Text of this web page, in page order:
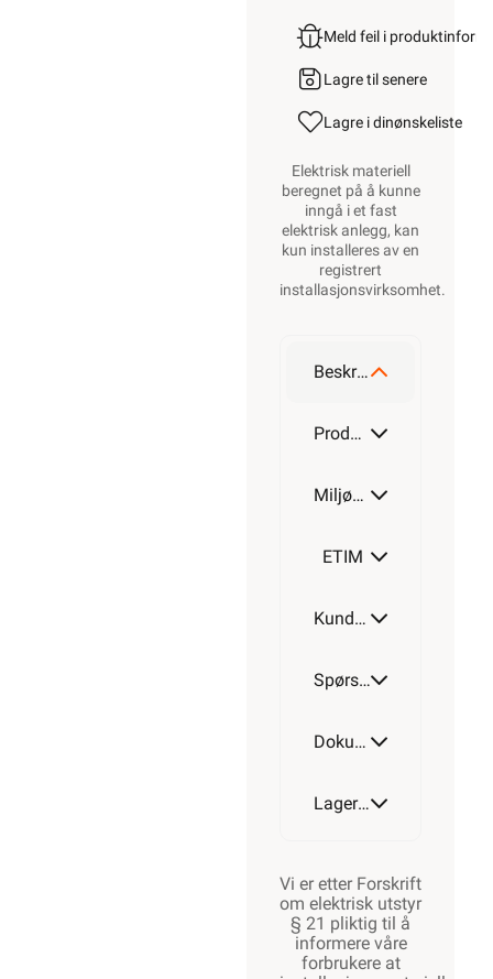
Meld feil i
Lagre til senere
Lagre i dinønskeliste
Elektrisk materiell
beregnet på å kunne
inngå i et fast
elektrisk anlegg, kan
kun installeres av en
registrert
installasjonsvirksomhet.
Beskrivelse
Produktdetaljer
Miljøparametere
ETIM
Kundeomtale
Spørsmål og svar
Dokumentasjon
Lagerstatus
Vi er etter Forskrift
om elektrisk utstyr
§ 21 pliktig til å
informere våre
forbrukere at